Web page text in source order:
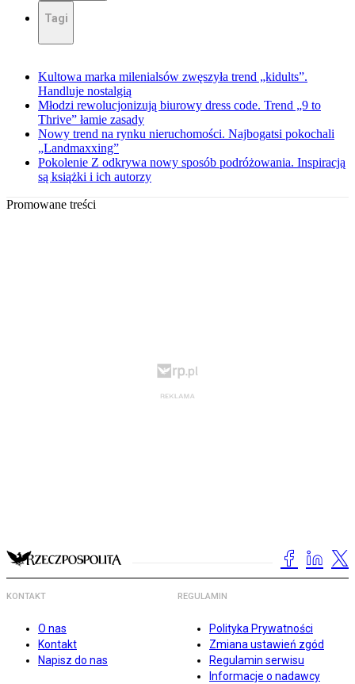
Tagi
Kultowa marka milenialsów zwęszyła trend „kidults”.
Handluje nostalgią
Młodzi rewolucjonizują biurowy dress code. Trend „9 to
Thrive” łamie zasady
Nowy trend na rynku nieruchomości. Najbogatsi pokochali
„Landmaxxing”
Pokolenie Z odkrywa nowy sposób podróżowania. Inspiracją
są książki i ich autorzy
Promowane treści
KONTAKT
O nas
Kontakt
Napisz do nas
REGULAMIN
Polityka Prywatności
Zmiana ustawień zgód
Regulamin serwisu
Informacje o nadawcy